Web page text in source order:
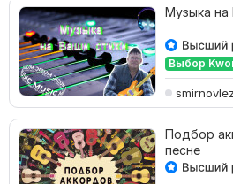
Музыка на
Выбор
Подбор
песне